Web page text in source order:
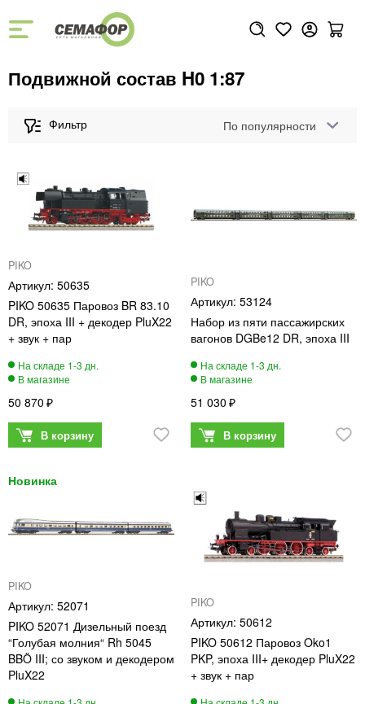
Подвижной состав H0 1:87
По популярности
PIKO
50635
PIKO 50635 Паровоз BR 83.10
DR, эпоха III + декодер PluX22
+ звук + пар
50 870
PIKO
53124
Набор из пяти пассажирских
вагонов DGBe12 DR, эпоха III
51 030
PIKO
52071
PIKO 52071 Дизельный поезд
“Голубая молния“ Rh 5045
BBÖ III; со звуком и декодером
PluX22
PIKO
50612
PIKO 50612 Паровоз Oko1
PKP, эпоха III+ декодер PluX22
+ звук + пар